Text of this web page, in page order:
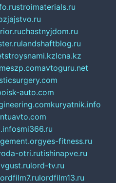
stroimaterials.ru
chastnyjdom.ru
landshaftblog.ru
stroysnami.kzlcna.kz
avtoguru.net
auto.com
kuryatnik.info
smi366.ru
yes-fitness.ru
otri.rutishinapve.ru
lord-tv.ru
lordfilm13.ru